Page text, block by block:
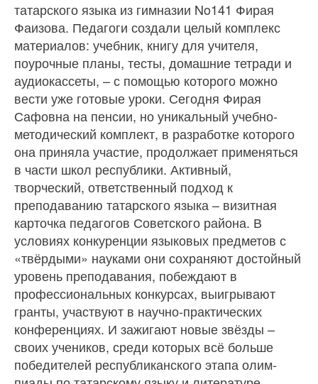
татарского языка из гимназии No141 Фирая
Фаизова. Педагоги создали целый комплекс
материалов: учебник, книгу для учителя,
поурочные планы, тесты, домашние тетради и
аудиокассеты, – с помощью которого можно
вести уже готовые уроки. Сегодня Фирая
Сафовна на пенсии, но уникальный учебно‐
методический комплект, в разработке которого
она приняла участие, продолжает применяться
в части школ республики. Активный,
творческий, ответственный подход к
преподаванию татарского языка – визитная
карточка педагогов Советского района. В
условиях конкуренции языковых предметов с
«твёрдыми» науками они сохраняют достойный
уровень преподавания, побеждают в
профессиональных конкурсах, выигрывают
гранты, участвуют в научно‐практических
конференциях. И зажигают новые звёзды –
своих учеников, среди которых всё больше
победителей республиканского этапа олим‐